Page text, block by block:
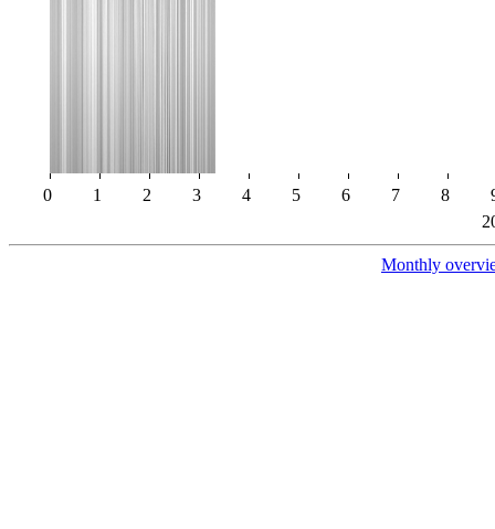
0 1 2 3 4 5 6 7 8
Monthly